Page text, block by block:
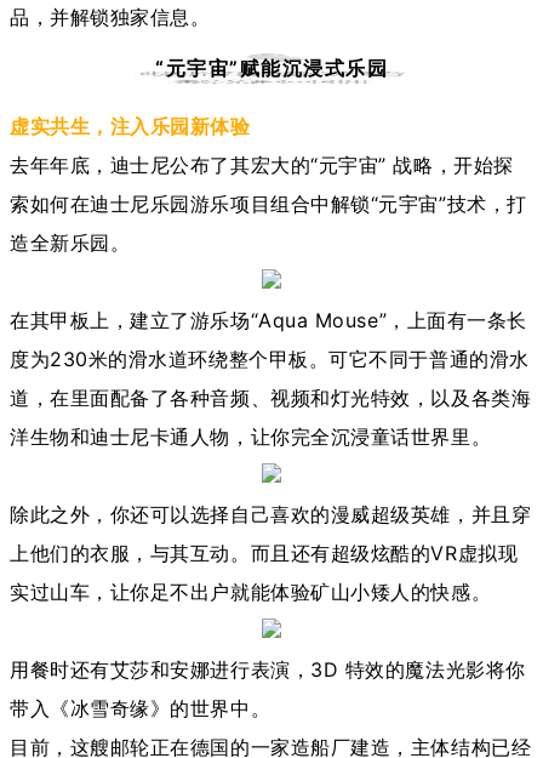
品，并解锁独家信息。
“元宇宙”赋能沉浸式乐园
虚实共生，注入乐园新体验
去年年底，迪士尼公布了其宏大的“元宇宙” 战略，开始探
索如何在迪士尼乐园游乐项目组合中解锁“元宇宙”技术，打
造全新乐园。
在其甲板上，建立了游乐场“Aqua Mouse”，上面有一条长
度为230米的滑水道环绕整个甲板。可它不同于普通的滑水
道，在里面配备了各种音频、视频和灯光特效，以及各类海
洋生物和迪士尼卡通人物，让你完全沉浸童话世界里。
除此之外，你还可以选择自己喜欢的漫威超级英雄，并且穿
上他们的衣服，与其互动。而且还有超级炫酷的VR虚拟现
实过山车，让你足不出户就能体验矿山小矮人的快感。
用餐时还有艾莎和安娜进行表演，3D 特效的魔法光影将你
带入《冰雪奇缘》的世界中。
目前，这艘邮轮正在德国的一家造船厂建造，主体结构已经